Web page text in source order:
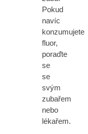
Pokud
navíc
konzumujete
fluor,
poraďte
se
se
svým
zubařem
nebo
lékařem.